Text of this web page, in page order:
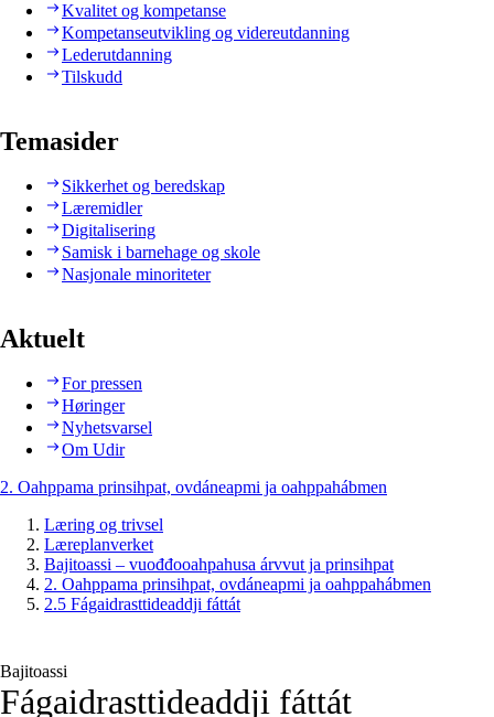
Kvalitet og kompetanse
Kompetanseutvikling og videreutdanning
Lederutdanning
Tilskudd
Temasider
Sikkerhet og beredskap
Læremidler
Digitalisering
Samisk i barnehage og skole
Nasjonale minoriteter
Aktuelt
For pressen
Høringer
Nyhetsvarsel
Om Udir
2. Oahppama prinsihpat, ovdáneapmi ja oahppahábmen
Læring og trivsel
Læreplanverket
Bajitoassi – vuođđooahpahusa árvvut ja prinsihpat
2. Oahppama prinsihpat, ovdáneapmi ja oahppahábmen
2.5 Fágaidrasttideaddji fáttát
Bajitoassi
Fágaidrasttideaddji fáttát